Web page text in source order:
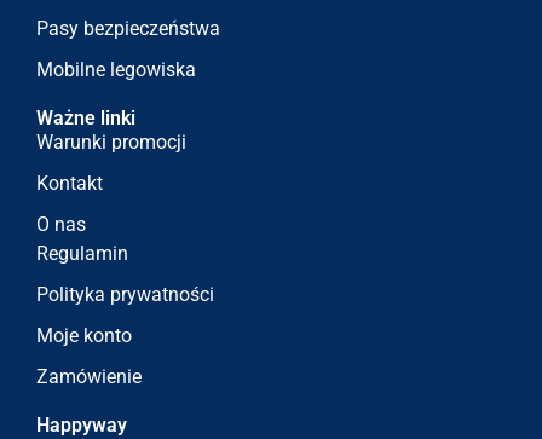
Pasy bezpieczeństwa
Mobilne legowiska
Ważne linki
Warunki promocji
Kontakt
O nas
Regulamin
Polityka prywatności
Moje konto
Zamówienie
Happyway